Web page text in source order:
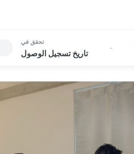
تحقق في
تاريخ تسجيل الوصول
-